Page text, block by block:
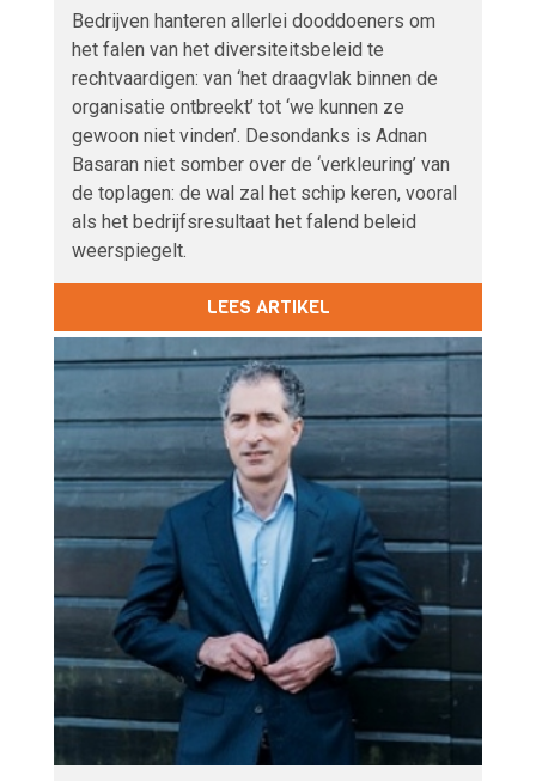
Bedrijven hanteren allerlei dooddoeners om
het falen van het diversiteitsbeleid te
rechtvaardigen: van ‘het draagvlak binnen de
organisatie ontbreekt’ tot ‘we kunnen ze
gewoon niet vinden’. Desondanks is Adnan
Basaran niet somber over de ‘verkleuring’ van
de toplagen: de wal zal het schip keren, vooral
als het bedrijfsresultaat het falend beleid
weerspiegelt.
LEES ARTIKEL